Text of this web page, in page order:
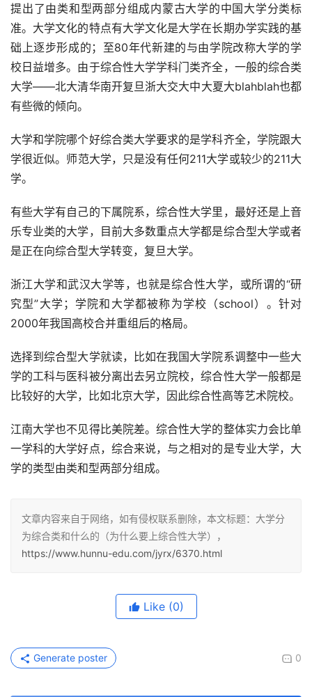
提出了由类和型两部分组成内蒙古大学的中国大学分类标
准。大学文化的特点有大学文化是大学在长期办学实践的基
础上逐步形成的；至80年代新建的与由学院改称大学的学
校日益增多。由于综合性大学学科门类齐全，一般的综合类
大学——北大清华南开复旦浙大交大中大夏大blahblah也都
有些微的倾向。
大学和学院哪个好综合类大学要求的是学科齐全，学院跟大
学很近似。师范大学，只是没有任何211大学或较少的211大
学。
有些大学有自己的下属院系，综合性大学里，最好还是上音
乐专业类的大学，目前大多数重点大学都是综合型大学或者
是正在向综合型大学转变，复旦大学。
浙江大学和武汉大学等，也就是综合性大学，或所谓的“研
究型”大学；学院和大学都被称为学校（school）。针对
2000年我国高校合并重组后的格局。
选择到综合型大学就读，比如在我国大学院系调整中一些大
学的工科与医科被分离出去另立院校，综合性大学一般都是
比较好的大学，比如北京大学，因此综合性高等艺术院校。
江南大学也不见得比美院差。综合性大学的整体实力会比单
一学科的大学好点，综合来说，与之相对的是专业大学，大
学的类型由类和型两部分组成。
文章内容来自于网络，如有侵权联系删除，本文标题：大学分
为综合类和什么的（为什么要上综合性大学），
https://www.hunnu-edu.com/jyrx/6370.html
Like (0)
0
Generate poster